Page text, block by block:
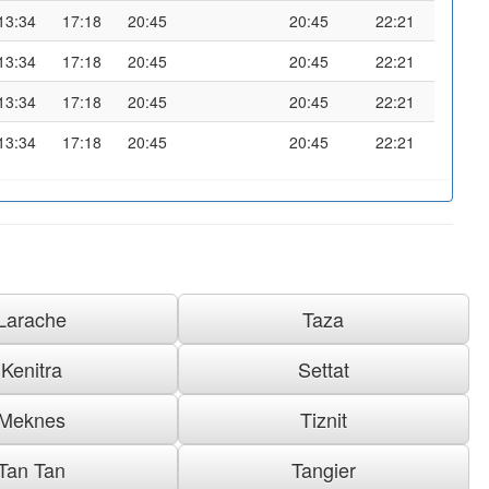
17:18 20:45 20:45
22:21
17:18 20:45 20:45
22:21
17:18 20:45 20:45
22:21
17:18 20:45 20:45 22:21
Taza
Kenitra
Settat
Tiznit
Tan
Tangier